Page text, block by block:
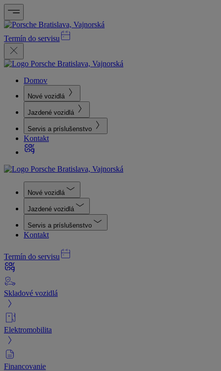
Termín do servisu
Domov
Nové vozidlá
Jazdené vozidlá
Servis a príslušenstvo
Kontakt
Nové vozidlá
Jazdené vozidlá
Servis a príslušenstvo
Kontakt
Termín do servisu
Skladové vozidlá
Elektromobilita
Financovanie